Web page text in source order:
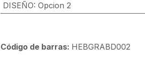
DISEÑO: Opcion 2
Código de barras: HEBGRABD002